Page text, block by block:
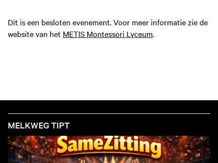
Dit is een besloten evenement. Voor meer informatie zie de
website van het METIS Montessori Lyceum.
MELKWEG TIPT